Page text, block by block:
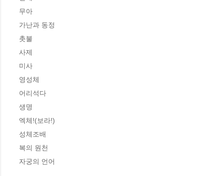
무아
가난과 동정
촛불
사제
미사
영성체
어리석다
생명
엑체!(보라!)
성체조배
복의 원천
자궁의 언어